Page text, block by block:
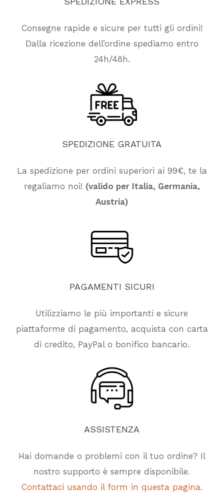
Nessun prodotto nel carrello.
Consegne rapide e sicure per tutti gli ordini!
Dalla ricezione dell’ordine spediamo entro
24h/48h.
SPEDIZIONE GRATUITA
La spedizione per ordini superiori ai 99€, te la
regaliamo noi! (valido per Italia, Germania,
Austria)
PAGAMENTI SICURI
Utilizziamo le più importanti e sicure
piattaforme di pagamento, acquista con carta
di credito, PayPal o bonifico bancario.
ASSISTENZA
Hai domande o problemi con il tuo ordine? Il
nostro supporto è sempre disponibile.
Contattaci usando il form in questa pagina.